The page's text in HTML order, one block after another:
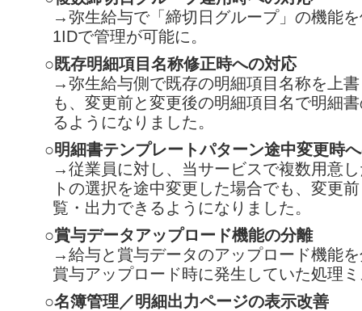
→弥生給与で「締切日グループ」の機能
1IDで管理が可能に。
○既存明細項目名称修正時への対応
→弥生給与側で既存の明細項目名称を上
も、変更前と変更後の明細項目名で明細
るようになりました。
○明細書テンプレートパターン途中変更時
→従業員に対し、当サービスで複数用意
トの選択を途中変更した場合でも、変更
覧・出力できるようになりました。
○賞与データアップロード機能の分離
→給与と賞与データのアップロード機能
賞与アップロード時に発生していた処理
○名簿管理／明細出力ページの表示改善